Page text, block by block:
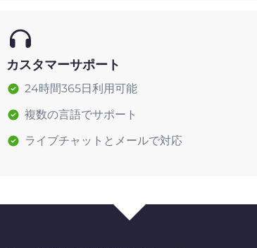
カスタマーサポート
24時間365日利用可能
複数の言語でサポート
ライブチャットとメールで対応